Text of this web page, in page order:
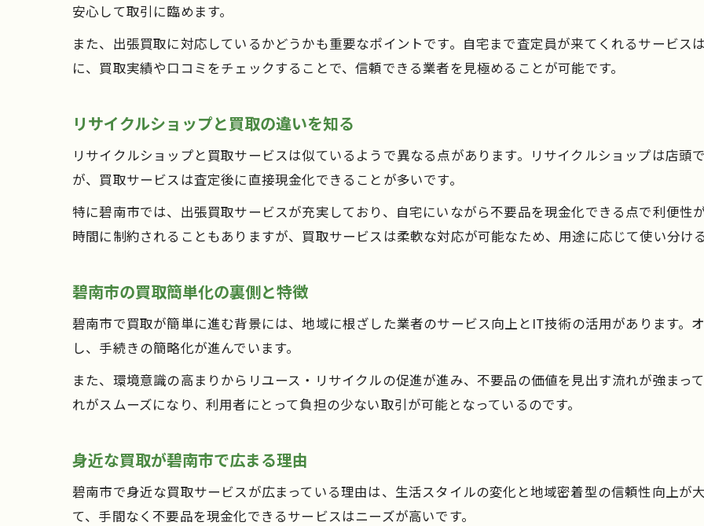
碧南市で家具買取を依頼する際の注意点
出張買取で大型家具を安全に現金化
忙しい方必見！自宅でできる買取術
自宅で完了する買取の始め方ガイド
手間なく進める買取簡単な依頼方法
忙しくても使える買取活用術を紹介
安心して取引に臨めます。
また、出張買取に対応しているかどうかも重要なポイントです。自宅まで査定員が来てくれるサービス
に、買取実績や口コミをチェックすることで、信頼できる業者を見極めることが可能です。
リサイクルショップと買取の違いを知る
リサイクルショップと買取サービスは似ているようで異なる点があります。リサイクルショップは店頭
が、買取サービスは査定後に直接現金化できることが多いです。
特に碧南市では、出張買取サービスが充実しており、自宅にいながら不要品を現金化できる点で利便性
時間に制約されることもありますが、買取サービスは柔軟な対応が可能なため、用途に応じて使い分け
碧南市の買取簡単化の裏側と特徴
碧南市で買取が簡単に進む背景には、地域に根ざした業者のサービス向上とIT技術の活用があります。
し、手続きの簡略化が進んでいます。
また、環境意識の高まりからリユース・リサイクルの促進が進み、不要品の価値を見出す流れが強まっ
れがスムーズになり、利用者にとって負担の少ない取引が可能となっているのです。
身近な買取が碧南市で広まる理由
碧南市で身近な買取サービスが広まっている理由は、生活スタイルの変化と地域密着型の信頼性向上が
て、手間なく不要品を現金化できるサービスはニーズが高いです。